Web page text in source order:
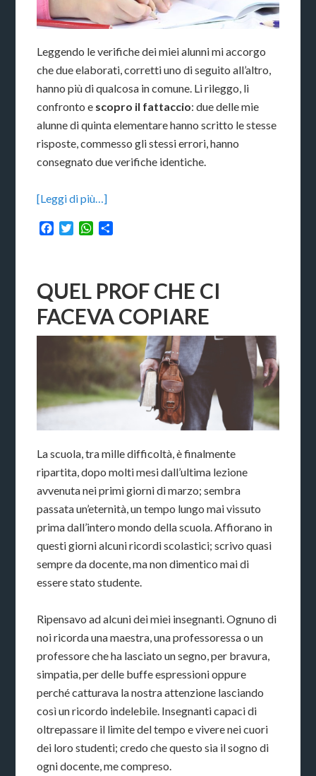
Leggendo le verifiche dei miei alunni mi accorgo
che due elaborati, corretti uno di seguito all’altro,
hanno più di qualcosa in comune. Li rileggo, li
confronto e scopro il fattaccio: due delle mie
alunne di quinta elementare hanno scritto le stesse
risposte, commesso gli stessi errori, hanno
consegnato due verifiche identiche.
[Leggi di più…]
Facebook
TwitterWhatsApp
QUEL PROF CHE CI
FACEVA COPIARE
La scuola, tra mille difficoltà, è finalmente
ripartita, dopo molti mesi dall’ultima lezione
avvenuta nei primi giorni di marzo; sembra
passata un’eternità, un tempo lungo mai vissuto
prima dall’intero mondo della scuola. Affiorano in
questi giorni alcuni ricordi scolastici; scrivo quasi
sempre da docente, ma non dimentico mai di
essere stato studente.
Ripensavo ad alcuni dei miei insegnanti. Ognuno di
noi ricorda una maestra, una professoressa o un
professore che ha lasciato un segno, per bravura,
simpatia, per delle buffe espressioni oppure
perché catturava la nostra attenzione lasciando
così un ricordo indelebile. Insegnanti capaci di
oltrepassare il limite del tempo e vivere nei cuori
dei loro studenti; credo che questo sia il sogno di
ogni docente, me compreso.